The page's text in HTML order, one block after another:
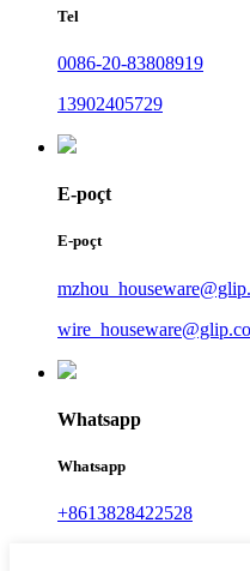
Tel
0086-20-83808919
13902405729
E-poçt
E-poçt
Whatsapp
Whatsapp
+8613828422528